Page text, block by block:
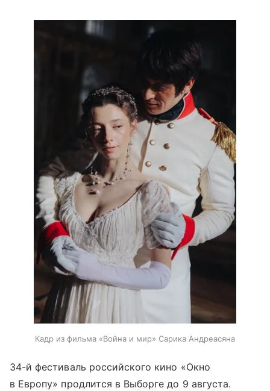
Кадр из фильма «Война и мир» Сарика Андреасяна
34-й фестиваль российского кино «Окно
в Европу» продлится в Выборге до 9 августа.